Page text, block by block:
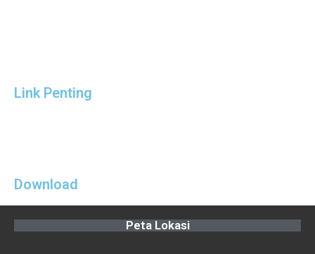
Link Penting
Download
Peta Lokasi